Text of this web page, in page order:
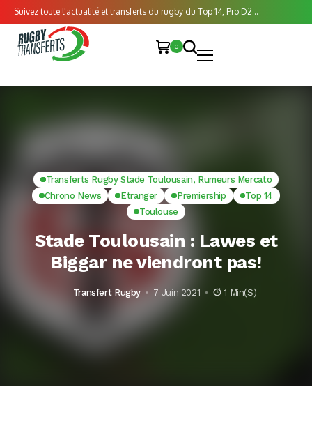
Suivez toute l'actualité et transferts du rugby du Top 14, Pro D2...
0
Transferts Rugby Stade Toulousain, Rumeurs Mercato
Chrono News
Etranger Premiership
Top 14
Toulouse
Stade Toulousain : Lawes et
Biggar ne viendront pas!
Transfert Rugby 7 Juin 2021 1 Min(s)